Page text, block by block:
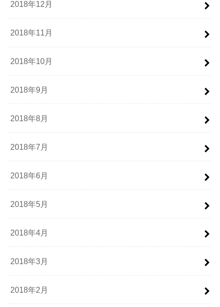
2018年12月
2018年11月
2018年10月
2018年9月
2018年8月
2018年7月
2018年6月
2018年5月
2018年4月
2018年3月
2018年2月